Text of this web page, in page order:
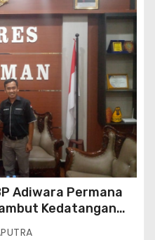
Adiwara Permana
Kedatangan
Barat